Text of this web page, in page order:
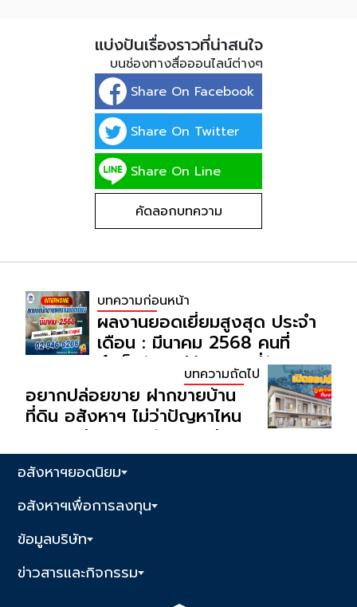
แบ่งปันเรื่องราวที่น่าสนใจ
บนช่องทางสื่อออนไลน์ต่างๆ
Share On Facebook
Share On Twitter
Share On Line
คัดลอกบทความ
บทความก่อนหน้า
ผลงานยอดเยี่ยมสูงสุด ประจำ
เดือน : มีนาคม 2568 คนที่
สำเร็จมักจะมีเป้าหมายที่ชัดเจน
และพร้อมที่จะลงมือทำด้วยความ
มุ่งมั่น และการทำงานอย่างต่อ
เนื่อง
บทความถัดไป
อยากปล่อยขาย ฝากขายบ้าน
ที่ดิน อสังหาฯ ไม่ว่าปัญหาไหน
อยากปล่อยขายอสังหาฯ ง่ายๆ
ทักหา Interhome ดูแลให้ทุก
อย่าง จบทุกขั้นตอน
อสังหาฯยอดนิยม
อสังหาฯเพื่อการลงทุน
ข้อมูลบริษัท
ข่าวสารและกิจกรรม